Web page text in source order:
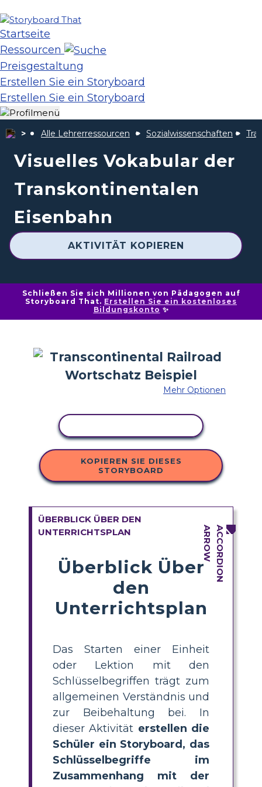
Startseite
Ressourcen
Preisgestaltung
Erstellen Sie ein Storyboard
Erstellen Sie ein Storyboard
Alle Lehrerressourcen Sozialwissenschaften
Visuelles Vokabular der
Transkontinentalen
Eisenbahn
AKTIVITÄT KOPIEREN
Schließen Sie sich Millionen von Pädagogen auf
Storyboard That. Erstellen Sie ein kostenloses
Bildungskonto ✨
Mehr Optionen
KOPIEREN SIE DIESES
STORYBOARD
ÜBERBLICK ÜBER DEN
UNTERRICHTSPLAN
Überblick Über
den
Unterrichtsplan
Das Starten einer Einheit
oder Lektion mit den
Schlüsselbegriffen trägt zum
allgemeinen Verständnis und
zur Beibehaltung bei. In
dieser Aktivität erstellen die
Schüler ein Storyboard, das
Schlüsselbegriffe im
Zusammenhang mit der